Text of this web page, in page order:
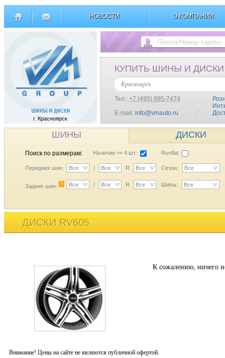
НОВОСТИ О КОМПАНИИ
г. Красноярск
КУПИТЬ ШИНЫ И ДИСКИ
Красноярск
Тел.: +7 (495) 995-7474
E-mail: info@vmauto.ru
ШИНЫ ДИСКИ
Поиск по размерам: Наличие >= 4 шт.: Runflat:
Передних шин: Все / Все R Все Сезон: Все
Задних шин: ? Все / Все R Все Шипы: Все
ДИСКИ RV605
К сожалению, ничего
Внимание! Цены на сайте не являются публичной офертой.